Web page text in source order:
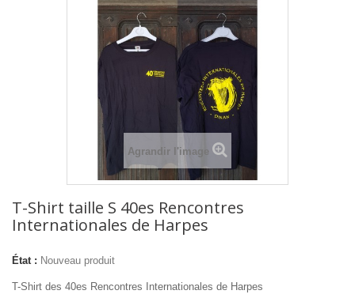
Agrandir l'image
T-Shirt taille S 40es Rencontres
Internationales de Harpes
État : Nouveau produit
T-Shirt des 40es Rencontres Internationales de Harpes